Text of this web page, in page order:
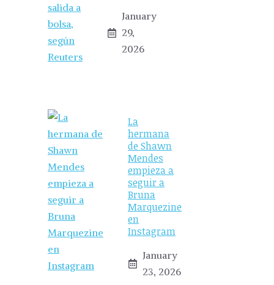
January
29,
2026
La
hermana
de Shawn
Mendes
empieza a
seguir a
Bruna
Marquezine
en
Instagram
January
23, 2026